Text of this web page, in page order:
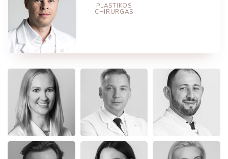
PLASTIKOS
CHIRURGAS